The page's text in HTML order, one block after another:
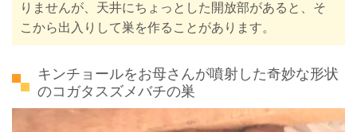
りませんが、天井にちょっとした開放部があると、そ
こから出入りして巣を作ることがあります。
キンチョールをお母さんが噴射した奇妙な形状
のコガタスズメバチの巣